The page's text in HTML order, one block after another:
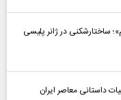
ساختارشکنی در ژانر پلیسی
داستانی معاصر ایران